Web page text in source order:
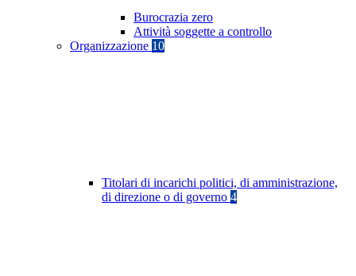
Burocrazia zero
Attività soggette a controllo
Organizzazione 10
Titolari di incarichi politici, di amministrazione,
di direzione o di governo 4